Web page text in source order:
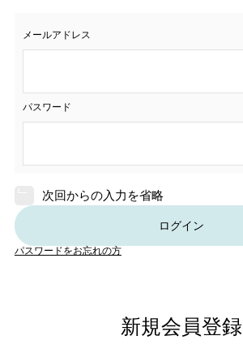
メールアドレス
パスワード
次回からの入力を省略
ログイン
パスワードをお忘れの方
新規会員登録